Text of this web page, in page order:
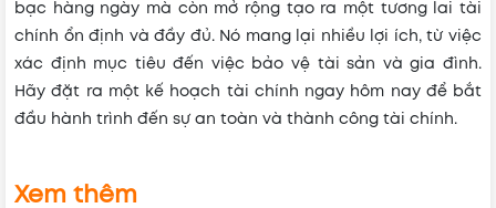
bạc hàng ngày mà còn mở rộng tạo ra một tương lai tài
chính ổn định và đầy đủ. Nó mang lại nhiều lợi ích, từ việc
xác định mục tiêu đến việc bảo vệ tài sản và gia đình.
Hãy đặt ra một kế hoạch tài chính ngay hôm nay để bắt
đầu hành trình đến sự an toàn và thành công tài chính.
Xem thêm